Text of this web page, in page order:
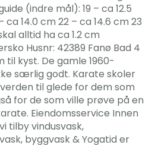
(indre mål): 19 – ca 12.5
ca 14.0 cm 22 – ca 14.6 cm 23
alltid ha ca 1.2 cm
Husnr: 42389 Fanø Bad 4
til kyst. De gamle 1960-
særlig godt. Karate skoler
til glede for dem som
for de som ville prøve på en
Eiendomsservice Innen
tilby vindusvask,
byggvask & Yogatid er